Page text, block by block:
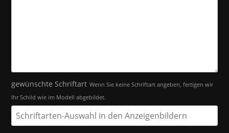
gewünschte Schriftart Wenn Sie keine Schriftart angeben, fertigen wir
Ihr Schild wie im Modell abgebildet.